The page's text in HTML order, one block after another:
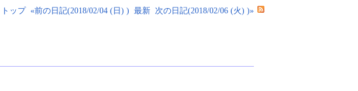
トップ «前の日記(2018/02/04 (日) ) 最新 次の日記(2018/02/06 (火) )»